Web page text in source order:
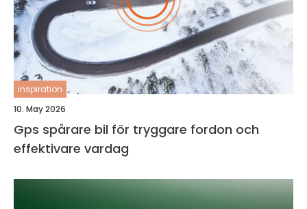
inspiration
10. May 2026
Gps spårare bil för tryggare fordon och
effektivare vardag